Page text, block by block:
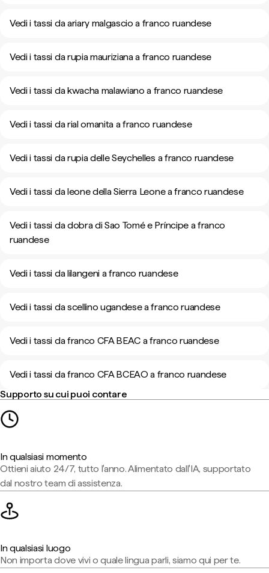
Vedi i tassi da ariary malgascio a franco ruandese
Vedi i tassi da rupia mauriziana a franco ruandese
Vedi i tassi da kwacha malawiano a franco ruandese
Vedi i tassi da rial omanita a franco ruandese
Vedi i tassi da rupia delle Seychelles a franco ruandese
Vedi i tassi da leone della Sierra Leone a franco ruandese
Vedi i tassi da dobra di Sao Tomé e Príncipe a franco
ruandese
Vedi i tassi da lilangeni a franco ruandese
Vedi i tassi da scellino ugandese a franco ruandese
Vedi i tassi da franco CFA BEAC a franco ruandese
Vedi i tassi da franco CFA BCEAO a franco ruandese
Supporto su cui puoi contare
In qualsiasi momento
Ottieni aiuto 24/7, tutto l'anno. Alimentato dall'IA, supportato
dal nostro team di assistenza.
In qualsiasi luogo
Non importa dove vivi o quale lingua parli, siamo qui per te.